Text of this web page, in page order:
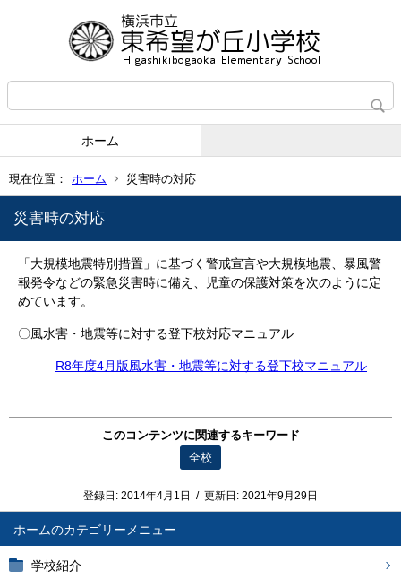
ホーム
現在位置： ホーム 災害時の対応
ホーム
学校紹介
災害時の対応
「大規模地震特別措置」に基づく警戒宣言や大規模地震、暴風警
報発令などの緊急災害時に備え、児童の保護対策を次のように定
めています。
〇風水害・地震等に対する登下校対応マニュアル
R8年度4月版風水害・地震等に対する登下校マニュアル
このコンテンツに関連するキーワード
全校
登録日: 2014年4月1日 / 更新日: 2021年9月29日